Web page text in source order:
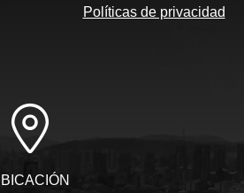
Políticas de privacidad